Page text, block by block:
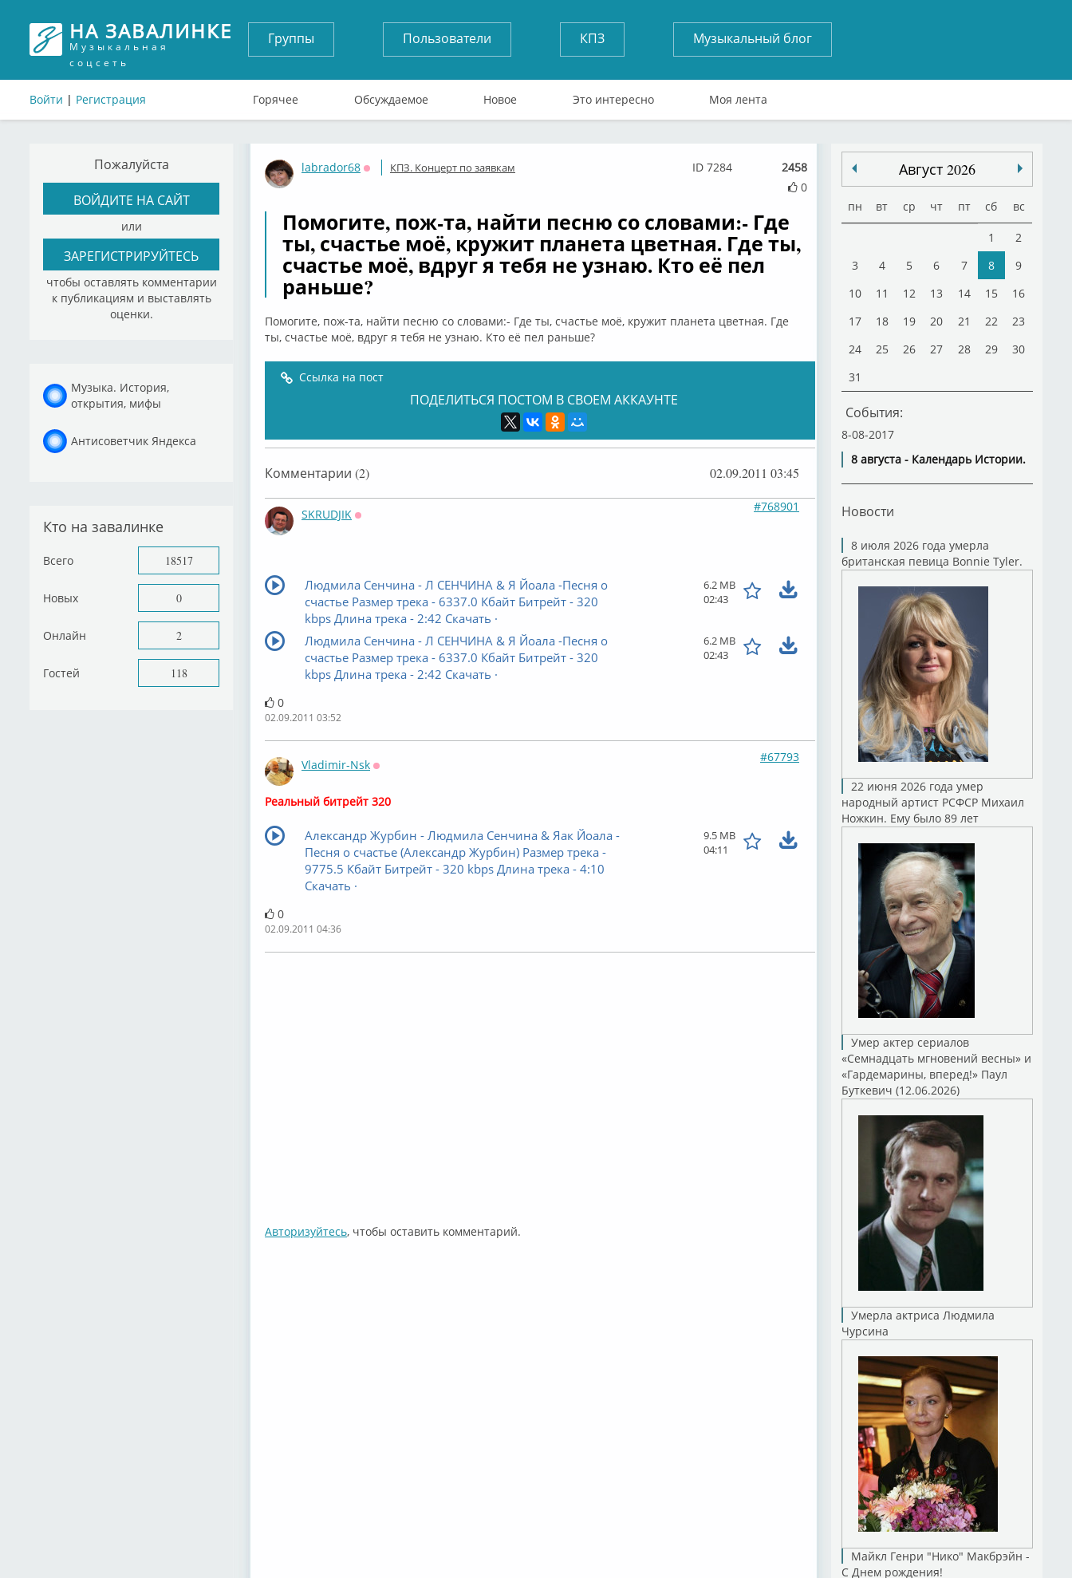
НА ЗАВАЛИНКЕ
Музыкальная
соцсеть
Войти | Регистрация
Группы Пользователи КПЗ Музыкальный блог
Горячее Обсуждаемое Новое Это интересно Моя лента
Пожалуйста
ВОЙДИТЕ НА САЙТ
или
ЗАРЕГИСТРИРУЙТЕСЬ
чтобы оставлять комментарии
к публикациям и выставлять
оценки.
Музыка. История,
открытия, мифы
Антисоветчик Яндекса
Кто на завалинке
Всего 18517
Новых 0
Онлайн 2
Гостей 118
labrador68
Оффлайн
КПЗ. Концерт по заявкам
2458
0
ID 7284
Помогите, пож-та, найти песню со словами:- Где
ты, счастье моё, кружит планета цветная. Где ты,
счастье моё, вдруг я тебя не узнаю. Кто её пел
раньше?
Помогите, пож-та, найти песню со словами:- Где ты, счастье моё, кружит планета цветная. Где
ты, счастье моё, вдруг я тебя не узнаю. Кто её пел раньше?
Ссылка на пост
ПОДЕЛИТЬСЯ ПОСТОМ В СВОЕМ АККАУНТЕ
Комментарии (2) 02.09.2011 03:45
SKRUDJIK
#768901
Людмила Сенчина - Л СЕНЧИНА & Я Йоала -Песня о
счастье Размер трека - 6337.0 Кбайт Битрейт - 320
kbps Длина трека - 2:42 Скачать ·
6.2 MB
02:43
Людмила Сенчина - Л СЕНЧИНА & Я Йоала -Песня о
счастье Размер трека - 6337.0 Кбайт Битрейт - 320
kbps Длина трека - 2:42 Скачать ·
6.2 MB
02:43
0
02.09.2011 03:52
Vladimir-Nsk
#67793
Реальный битрейт 320
Александр Журбин - Людмила Сенчина & Яак Йоала -
Песня о счастье (Александр Журбин) Размер трека -
9775.5 Кбайт Битрейт - 320 kbps Длина трека - 4:10
Скачать ·
9.5 MB
04:11
0
02.09.2011 04:36
Авторизуйтесь, чтобы оставить комментарий.
Август 2026
пн вт ср чт пт сб вс
1
2
3
4 5 6 7 8
9
10
11 12 13 14 15
16
17
18 19 20 21 22
23
24
25 26 27 28 29
30
31
События:
8-08-2017
8 августа - Календарь Истории.
Новости
8 июля 2026 года умерла
британская певица Bonnie Tyler.
22 июня 2026 года умер
народный артист РСФСР Михаил
Ножкин. Ему было 89 лет
Умер актер сериалов
«Семнадцать мгновений весны» и
«Гардемарины, вперед!» Паул
Буткевич (12.06.2026)
Умерла актриса Людмила
Чурсина
Майкл Генри "Нико" Макбрэйн -
С Днем рождения!